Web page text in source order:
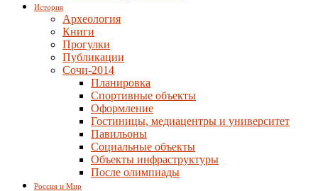
История
Археология
Книги
Прогулки
Публикации
Сочи-2014
Планировка
Спортивные объекты
Оформление
Гостиницы, медиацентры и университет
Павильоны
Социальные объекты
Объекты инфраструктуры
После олимпиады
Россия и Мир